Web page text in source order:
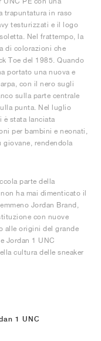
trapuntatura in raso
testurizzati e il logo
Nel frattempo, la
di colorazioni che
Toe del 1985. Quando
portato una nuova e
con il nero sugli
sulla parte centrale
punta. Nel luglio
è stata lanciata
per bambini e neonati,
rendendola
parte della
ha mai dimenticato il
Jordan Brand,
con nuove
alle origini del grande
Jordan 1 UNC
cultura delle sneaker
1 UNC